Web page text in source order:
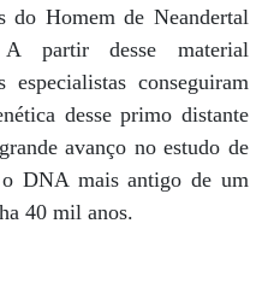
Homem de Neandertal
partir desse material
conseguiram
desse primo distante
avanço no estudo de
o DNA mais antigo de um
40 mil anos.